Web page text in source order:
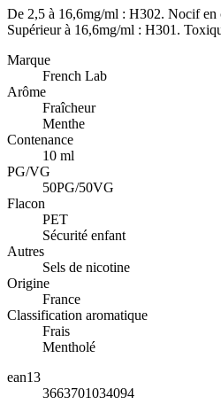
De 2,5 à 16,6mg/ml : H302. Nocif en
Supérieur à 16,6mg/ml : H301.
Marque
French Lab
Arôme
Fraîcheur
Menthe
Contenance
10 ml
PG/VG
50PG/50VG
Flacon
PET
Sécurité enfant
Autres
Sels de nicotine
Origine
France
Classification aromatique
Frais
Mentholé
ean13
3663701034094